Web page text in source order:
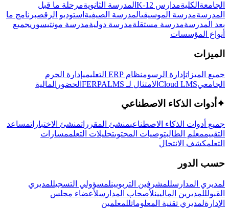
الجامعة الكليةمدارس K-12 المدرسة الثانويةمرحلة ما قبل
المدرسةمدرسة الموسيقىالمدرسة الصيفية استوديو الرقصبرنامج ما
بعد المدرسةمدرسة مستقلةمدرسة دوليةمدرسة مونتيسوريجميع
أنواع المؤسسات
الميزات
جميع الميزاتإدارة الرسومنظام ERP التعليمي
إدارة الحرم
الجامعيCloud LMS الامتثال لـ FERPA LMS الحضور المالية
✦ أدوات الذكاء الاصطناعي
جميع أدوات الذكاء الاصطناعيمنشئ المقرراتمنشئ الاختباراتمساعد
التقييممعلم الطالبتوصيات المحتوىتحليلات التعلممسارات
التعلمكشف الانتحال
حسب الدور
لمديري المدارسللمشرفين التربويينلمسؤولي التسجيللمديري
القبولللمديرين الماليينلأصحاب المدارسلأعضاء مجلس
الإدارةلمديري تقنية المعلوماتللمعلمين